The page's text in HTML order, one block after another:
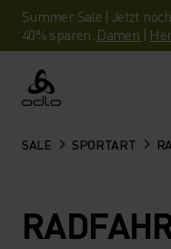
Summer Sale | Jetzt
40% sparen. Damen |
Odlo
SALE SPORTART